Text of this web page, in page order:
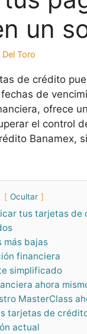
un
Del Toro
de crédito
de
ofrece
el control
Banamex,
Ocultar
tus tarjetas de
más bajas
financiera
simplificado
ahora
MasterClass
tarjetas de
actual